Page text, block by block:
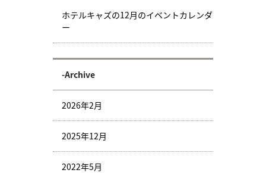
ホテルキャズの12月のイベントカレンダ
ー
-Archive
2026年2月
2025年12月
2022年5月